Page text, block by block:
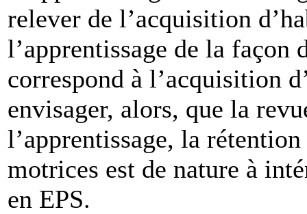
relever de l’acquisition
l’apprentissage de la façon
correspond à l’acquisition
envisager, alors, que la
l’apprentissage, la
motrices est de nature à
en EPS.